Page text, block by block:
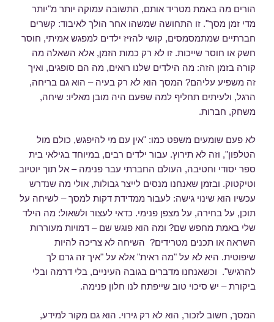
הורים מה באמת מטריד אותם, התשובה עמוקה יותר מ"יותר
מדי זמן מסך". זו התחושה שמשהו אחר הולך לאיבוד: קשרים
חברתיים שמתמסמסים, קושי להזיז ילדים למפגש אמיתי, חוסר
חשק או חוסר שייכות. זו לא רק כמות הזמן, אלא השאלה מה
קורה בזמן הזה: מה הילדים שלנו רואים, מה הם סופגים, ואיך
זה משפיע עליהם? המסך הוא לא רק בעיה – הוא גם בריחה,
הרגל, ולעיתים תחליף למה שפעם היה מובן מאליו: שיחה,
משחק, חברות.
לא פעם שומעים משפט כמו: "אין עם מי להיפגש, כולם מול
הטלפון", וזה לא תירוץ. עבור ילדים רבים, במיוחד בגילאי בית
ספר יסודי וחטיבה, העולם החברתי עבר פנימה – אל תוך יוטיוב
וטיקטוק. ובזמן שאנחנו מנסים לייצר גבולות, אולי מה שנדרש
עכשיו הוא שינוי גישה: לעבור ממדידת דקות למסך – לשיחה על
תוכן, על בחירה, על מצפן פנימי. כדאי לעצור ולשאול: מה הילד
שלי באמת מחפש שם? ומה הוא פוגש שם – דמויות מעוררות
השראה או תכנים מטרידים? השיחה לא צריכה להיות
שיפוטית. היא לא על "מה ראית" אלא על "איך זה גרם לך
להרגיש". וכשאנחנו מדברים בגובה העיניים, בלי דרמה ובלי
ביקורת – יש סיכוי טוב שייפתח לנו חלון פנימה.
המסך, חשוב לזכור, הוא לא רק גירוי. הוא גם מקור למידע,